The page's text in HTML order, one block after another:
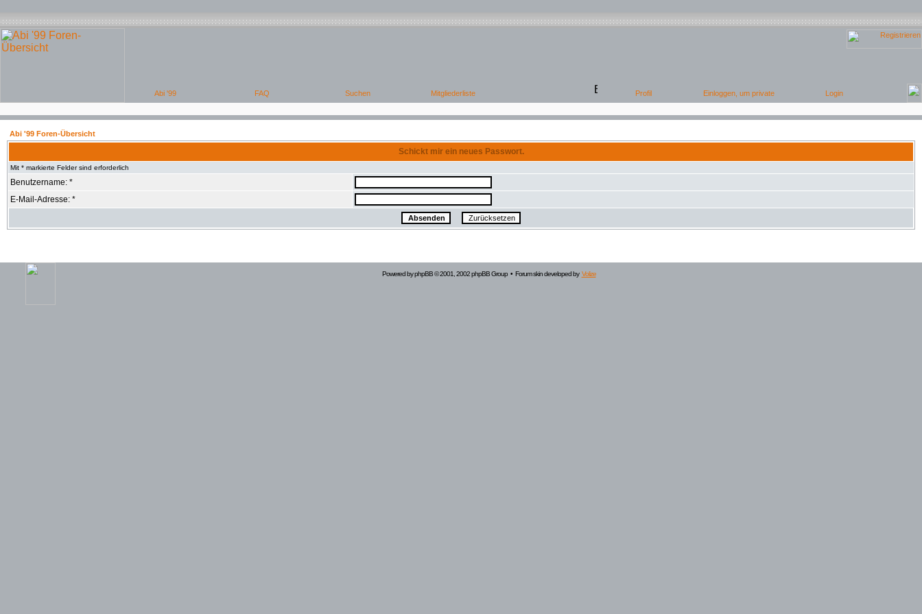
Abi '99 Foren-Übersicht
Schickt mir ein neues Passwort.
Mit * markierte Felder sind erforderlich
Benutzername: *
E-Mail-Adresse: *
Powered byphpBB© 2001, 2002 phpBB Group • Forum skin developed by Volize